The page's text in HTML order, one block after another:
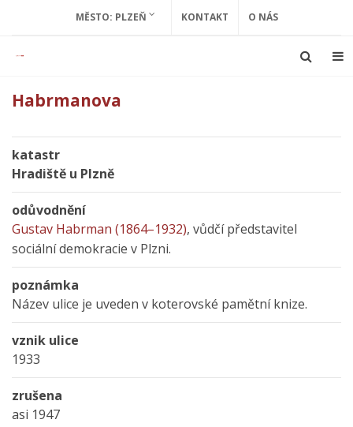
MĚSTO: PLZEŇ KONTAKT O NÁS
Habrmanova
katastr
Hradiště u Plzně
odůvodnění
Gustav Habrman (1864–1932), vůdčí představitel
sociální demokracie v Plzni.
poznámka
Název ulice je uveden v koterovské pamětní knize.
vznik ulice
1933
zrušena
asi 1947